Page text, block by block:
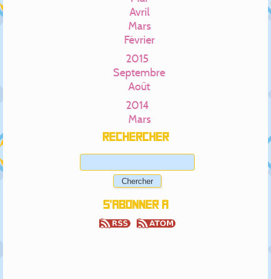
Avril
Mars
Février
2015
Septembre
Août
2014
Mars
Rechercher
S'abonner à